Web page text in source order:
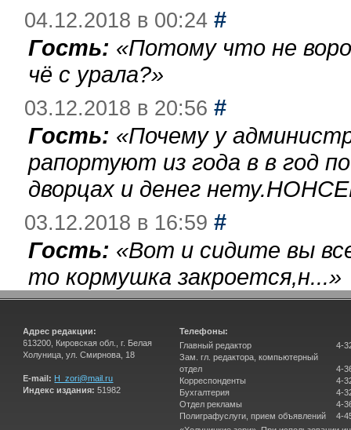
04.12.2018 в 00:24 #
Гость: «Потому что не
чё с урала?»
03.12.2018 в 20:56 #
Гость: «Почему у
рапортуют из года в в год
дворцах и денег
03.12.2018 в 16:59 #
Гость: «Вот и сидите вы
то кормушка закроется,н...»
Адрес редакции:
613200, Кировская обл., г. Белая
Холуница, ул. Смирнова, 18
E-mail: H_zori@mail.ru
Индекс издания: 51982
Телефоны:
Главный редактор
Зам. гл. редактора, компьютерный
отдел
Корреспонденты
Бухгалтерия
Отдел рекламы
Полиграфуслуги, прием объявлений
4-
4-
4-
4-
4-
4-